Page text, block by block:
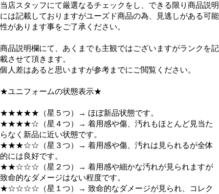
当店スタッフにて厳選なるチェックをし、できる限り商品説明
には記載しておりますがユーズド商品の為、見逃しがある可能
性があります事をご了承ください。
商品説明欄にて、あくまでも主観ではございますがランクを記
載させて頂きます。
個人差はあると思いますが参考までにご閲覧ください。
★ユニフォームの状態表示★
★★★★★（星５つ）→ ほぼ新品状態です。
★★★★☆（星４つ）→ 着用感や傷、汚れもほとんど見当た
らなく新品に近い状態です。
★★★☆☆（星３つ）→ 着用感や傷、汚れは見られるが全体
的には良好です。
★★☆☆☆（星２つ）→ 着用感や細かな汚れが見られますが
致命的なダメージはない程度です。
★☆☆☆☆（星１つ）→ 致命的なダメージが見られ、コレク